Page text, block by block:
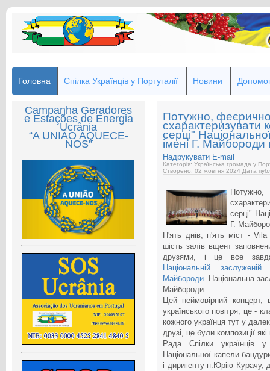
Головна Спілка Українців у Португалії Новини
Campanha Geradores
e Estações de Energia
Ucrânia
“A UNIÃO AQUECE-
NOS”
Потужно,
схарактеризувати
серці"
імені Г. Майбороди
Надрукувати E-mail
Категорія: Українська громада у
Створено: 02 жовтня 2024 Дата
серці"
Г.
П'ять днів, п'ять міст -
шість залів вщент
друзями, і це все
Національній
Майбороди. Національна
Майбороди
Цей неймовірний
українського повітря, це -
кожного українця тут у
друзі, це були композиції
Рада Спілки українців у
Національної капели
і диригенту п.Юрію Курачу,